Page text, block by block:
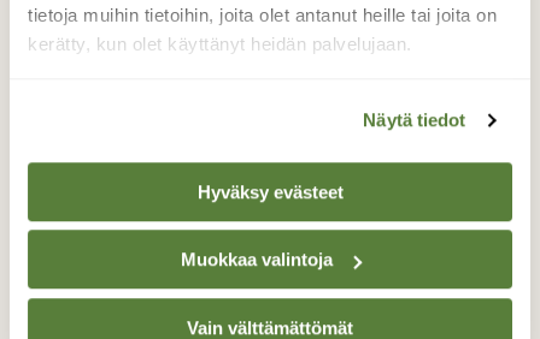
tietoja muihin tietoihin, joita olet antanut heille tai joita on
kerätty, kun olet käyttänyt heidän palvelujaan.
Näytä tiedot
Hyväksy evästeet
Muokkaa valintoja
Vain välttämättömät
Sillalta huomion liikettä järven jäätiköllä, ja
sain vikkelästä minkistä kuvan.
Pyhäsalmi kantatie 27 18.4.2019 9:21
TAKAISIN LISTAAN